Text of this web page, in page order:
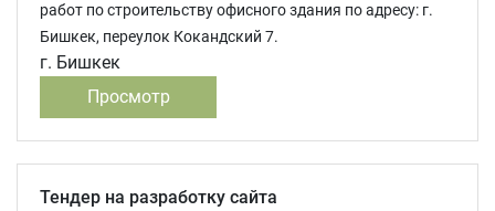
работ по строительству офисного здания по адресу: г.
Бишкек, переулок Кокандский 7.
г. Бишкек
Просмотр
Тендер на разработку сайта